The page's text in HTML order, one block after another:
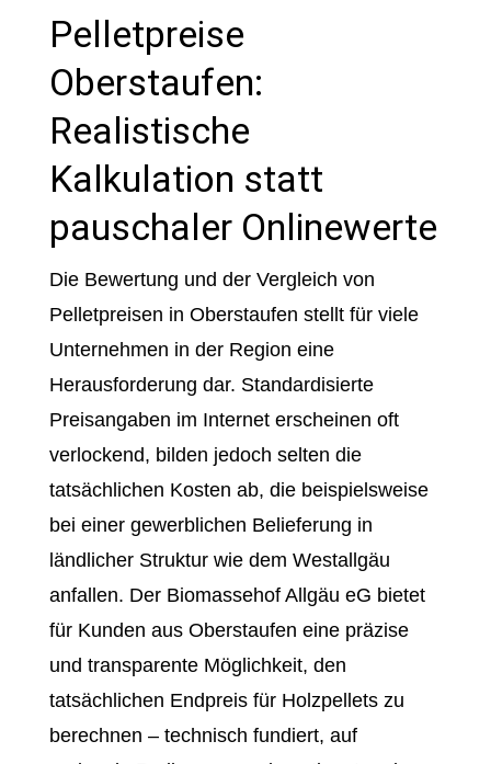
Pelletpreise
Oberstaufen:
Realistische
Kalkulation statt
pauschaler Onlinewerte
Die Bewertung und der Vergleich von
Pelletpreisen in Oberstaufen stellt für viele
Unternehmen in der Region eine
Herausforderung dar. Standardisierte
Preisangaben im Internet erscheinen oft
verlockend, bilden jedoch selten die
tatsächlichen Kosten ab, die beispielsweise
bei einer gewerblichen Belieferung in
ländlicher Struktur wie dem Westallgäu
anfallen. Der Biomassehof Allgäu eG bietet
für Kunden aus Oberstaufen eine präzise
und transparente Möglichkeit, den
tatsächlichen Endpreis für Holzpellets zu
berechnen – technisch fundiert, auf